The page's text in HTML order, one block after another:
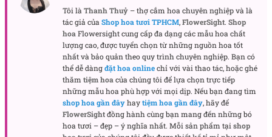
Tôi là Thanh Thuỷ – thợ cắm hoa chuyên nghiệp và là
tác giả của Shop hoa tươi TPHCM,FlowerSight. Shop
hoa Flowersight cung cấp đa dạng các mẫu hoa chất
lượng cao, được tuyển chọn từ những nguồn hoa tốt
nhất và bảo quản theo quy trình chuyên nghiệp. Bạn có
thể dễ dàngđặt hoa onlinechỉ với vài thao tác, hoặc ghé
thăm tiệm hoa của chúng tôi để lựa chọn trực tiếp
những mẫu hoa phù hợp với mọi dịp. Nếu bạn đang tìm
shop hoa gần đâyhaytiệm hoa gần đây, hãy để
FlowerSightđồng hành cùng bạn mang đến những bó
hoa tươi – đẹp – ý nghĩa nhất. Mỗi sản phẩm tại shop